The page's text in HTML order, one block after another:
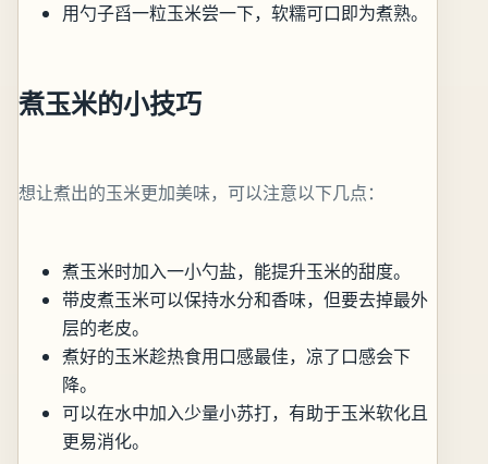
用勺子舀一粒玉米尝一下，软糯可口即为煮熟。
煮玉米的小技巧
想让煮出的玉米更加美味，可以注意以下几点：
煮玉米时加入一小勺盐，能提升玉米的甜度。
带皮煮玉米可以保持水分和香味，但要去掉最外
层的老皮。
煮好的玉米趁热食用口感最佳，凉了口感会下
降。
可以在水中加入少量小苏打，有助于玉米软化且
更易消化。